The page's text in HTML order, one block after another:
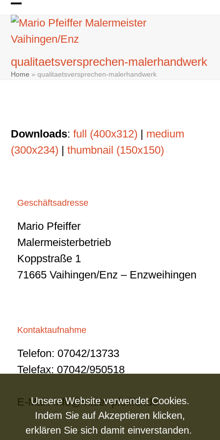
Unsere Website verwendet Cookies.
Indem Sie auf Akzeptieren klicken,
erklären Sie sich damit einverstanden.
Skip
content
Open
Close
qualitaetsversprechen-malerhandwerk
Home »qualitaetsversprechen-malerhandwerk
Downloads:full (400x312) | medium
(300x234) |thumbnail (150x150)
Geschäftsadresse
Mario Pfeiffer
Malermeisterbetrieb
Koppstraße 1
71665 Vaihingen/Enz – Enzweihingen
Kontaktaufnahme
Telefon: 07042/13733
Telefax: 07042/950518
E-Mail:info@maler-pfeiffer.de